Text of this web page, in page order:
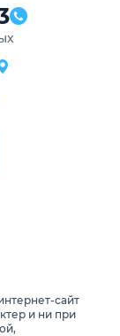
сайт
и ни при